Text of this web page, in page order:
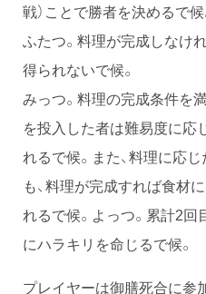
戦）ことで勝者を決めるで候
ふたつ。料理が完成しなけ
得られないで候。
みっつ。料理の完成条件を
を投入した者は難易度に応
れるで候。また、料理に応
も、料理が完成すれば食材
れるで候。よっつ。累計2回
にハラキリを命じるで候。
プレイヤーは御膳死合に参